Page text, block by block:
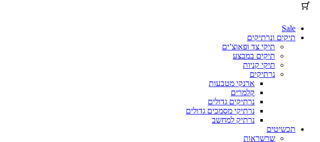
Sale
תיקים ונרתיקים
תיקי צד ופאוצ’ים
תיקים במבצע
תיקי קניות
נרתיקים
ארנקי מטבעות
קלמרים
נרתיקים גדולים
נרתיקי מסמכים גדולים
נרתיק למחשב
תכשיטים
שרשראות